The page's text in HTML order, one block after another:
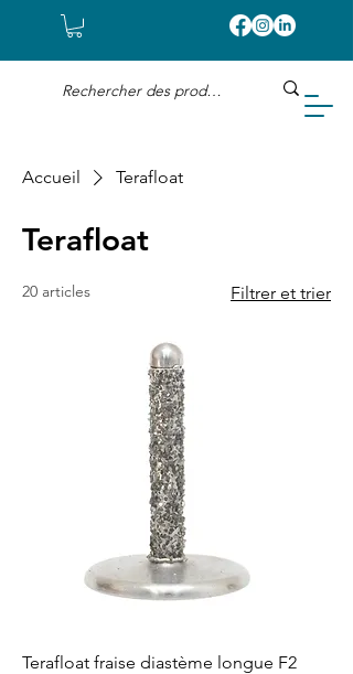
Accueil Terafloat
Terafloat
20 articles Filtrer et trier
Terafloat fraise diastème longue F2